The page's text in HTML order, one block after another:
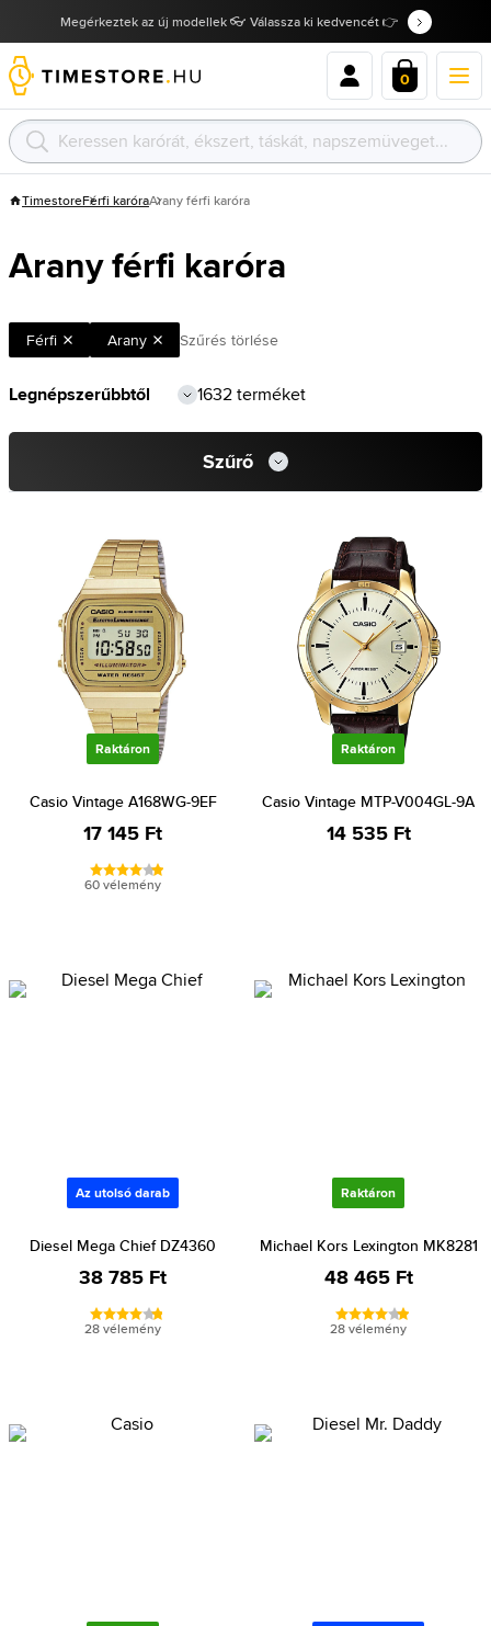
Megérkeztek az új modellek 👓 Válassza ki kedvencét 👉
0
TimestoreFérfi karóraArany férfi karóra
Arany férfi karóra
Férfi Arany Szűrés törlése
1632 terméket
Szűrő
Raktáron
Casio Vintage A168WG-9EF
17 145 Ft
60 vélemény
Raktáron
Casio Vintage MTP-V004GL-9A
14 535 Ft
Az utolsó darab
Diesel Mega Chief DZ4360
38 785 Ft
28 vélemény
Raktáron
Michael Kors Lexington MK8281
48 465 Ft
28 vélemény